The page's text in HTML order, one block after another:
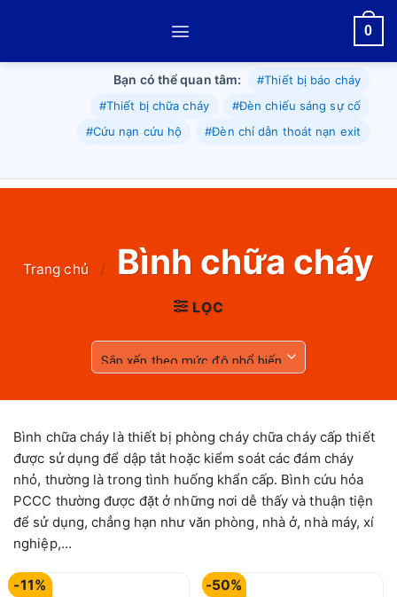
0
Bạn có thể quan tâm:
#Thiết bị báo cháy
#Thiết bị chữa cháy
#Đèn chiếu sáng sự cố
#Cứu nạn cứu hộ
#Đèn chỉ dẫn thoát nạn exit
Trang chủ / Bình chữa cháy
LỌC
Bình chữa cháy là thiết bị phòng cháy chữa cháy cấp thiết
được sử dụng để dập tắt hoặc kiểm soát các đám cháy
nhỏ, thường là trong tình huống khẩn cấp. Bình cứu hỏa
PCCC thường được đặt ở những nơi dễ thấy và thuận tiện
để sử dụng, chẳng hạn như văn phòng, nhà ở, nhà máy, xí
nghiệp,…
-11% -50%